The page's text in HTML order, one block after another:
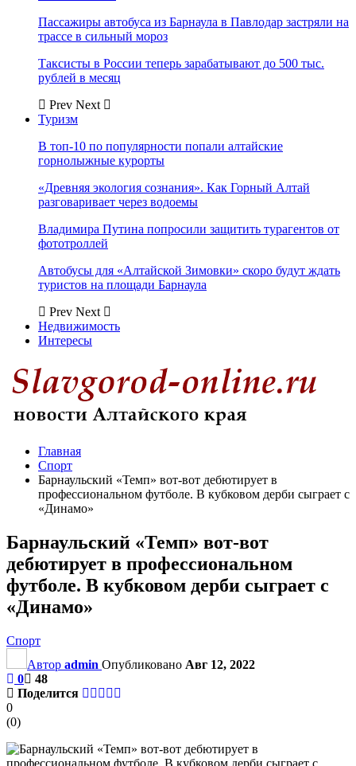
Пассажиры автобуса из Барнаула в Павлодар застряли на
трассе в сильный мороз
Таксисты в России теперь зарабатывают до 500 тыс.
рублей в месяц
Prev Next
Туризм
В топ-10 по популярности попали алтайские
горнолыжные курорты
«Древняя экология сознания». Как Горный Алтай
разговаривает через водоемы
Владимира Путина попросили защитить турагентов от
фототроллей
Автобусы для «Алтайской Зимовки» скоро будут ждать
туристов на площади Барнаула
Prev Next
Недвижимость
Интересы
Главная
Спорт
Барнаульский «Темп» вот-вот дебютирует в
профессиональном футболе. В кубковом дерби сыграет с
«Динамо»
Барнаульский «Темп» вот-вот
дебютирует в профессиональном
футболе. В кубковом дерби сыграет с
«Динамо»
Спорт
Автор admin Опубликовано Авг 12, 2022
0
48
Поделится
0
(0)